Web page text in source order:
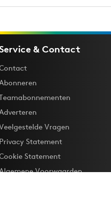
& Contact
Vragen
Privacy Statement
Statement
Voorwaarden